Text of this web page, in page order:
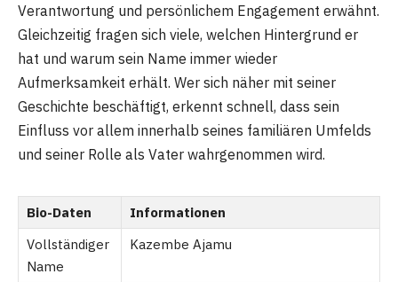
Verantwortung und persönlichem Engagement erwähnt.
Gleichzeitig fragen sich viele, welchen Hintergrund er
hat und warum sein Name immer wieder
Aufmerksamkeit erhält. Wer sich näher mit seiner
Geschichte beschäftigt, erkennt schnell, dass sein
Einfluss vor allem innerhalb seines familiären Umfelds
und seiner Rolle als Vater wahrgenommen wird.
Bio-Daten
Informationen
Vollständiger
Name
Kazembe Ajamu